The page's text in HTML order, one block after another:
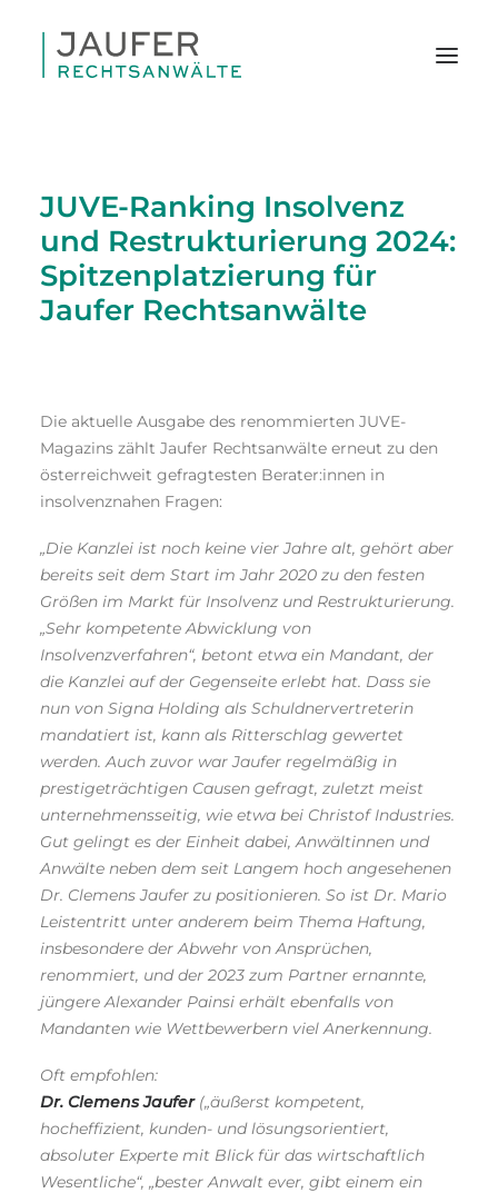
SEARCH
JUVE-Ranking Insolvenz
und Restrukturierung 2024:
Spitzenplatzierung für
Jaufer Rechtsanwälte
Die aktuelle Ausgabe des renommierten JUVE-
Magazins zählt Jaufer Rechtsanwälte erneut zu den
österreichweit gefragtesten Berater:innen in
insolvenznahen Fragen:
„Die Kanzlei ist noch keine vier Jahre alt, gehört aber
bereits seit dem Start im Jahr 2020 zu den festen
Größen im Markt für Insolvenz und Restrukturierung.
„Sehr kompetente Abwicklung von
Insolvenzverfahren“, betont etwa ein Mandant, der
die Kanzlei auf der Gegenseite erlebt hat. Dass sie
nun von Signa Holding als Schuldnervertreterin
mandatiert ist, kann als Ritterschlag gewertet
werden. Auch zuvor war Jaufer regelmäßig in
prestigeträchtigen Causen gefragt, zuletzt meist
unternehmensseitig, wie etwa bei Christof Industries.
Gut gelingt es der Einheit dabei, Anwältinnen und
Anwälte neben dem seit Langem hoch angesehenen
Dr. Clemens Jaufer zu positionieren. So ist Dr. Mario
Leistentritt unter anderem beim Thema Haftung,
insbesondere der Abwehr von Ansprüchen,
renommiert, und der 2023 zum Partner ernannte,
jüngere Alexander Painsi erhält ebenfalls von
Mandanten wie Wettbewerbern viel Anerkennung.
Oft empfohlen:
Dr. Clemens Jaufer(„äußerst kompetent,
hocheffizient, kunden- und lösungsorientiert,
absoluter Experte mit Blick für das wirtschaftlich
Wesentliche“, „bester Anwalt ever, gibt einem ein